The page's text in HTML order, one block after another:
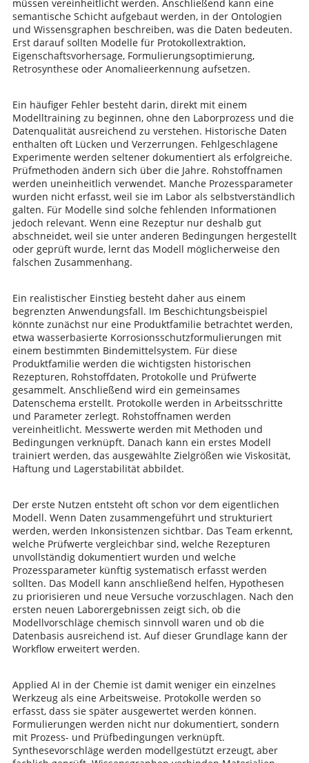
müssen vereinheitlicht werden. Anschließend kann eine
semantische Schicht aufgebaut werden, in der Ontologien
und Wissensgraphen beschreiben, was die Daten bedeuten.
Erst darauf sollten Modelle für Protokollextraktion,
Eigenschaftsvorhersage, Formulierungsoptimierung,
Retrosynthese oder Anomalieerkennung aufsetzen.
Ein häufiger Fehler besteht darin, direkt mit einem
Modelltraining zu beginnen, ohne den Laborprozess und die
Datenqualität ausreichend zu verstehen. Historische Daten
enthalten oft Lücken und Verzerrungen. Fehlgeschlagene
Experimente werden seltener dokumentiert als erfolgreiche.
Prüfmethoden ändern sich über die Jahre. Rohstoffnamen
werden uneinheitlich verwendet. Manche Prozessparameter
wurden nicht erfasst, weil sie im Labor als selbstverständlich
galten. Für Modelle sind solche fehlenden Informationen
jedoch relevant. Wenn eine Rezeptur nur deshalb gut
abschneidet, weil sie unter anderen Bedingungen hergestellt
oder geprüft wurde, lernt das Modell möglicherweise den
falschen Zusammenhang.
Ein realistischer Einstieg besteht daher aus einem
begrenzten Anwendungsfall. Im Beschichtungsbeispiel
könnte zunächst nur eine Produktfamilie betrachtet werden,
etwa wasserbasierte Korrosionsschutzformulierungen mit
einem bestimmten Bindemittelsystem. Für diese
Produktfamilie werden die wichtigsten historischen
Rezepturen, Rohstoffdaten, Protokolle und Prüfwerte
gesammelt. Anschließend wird ein gemeinsames
Datenschema erstellt. Protokolle werden in Arbeitsschritte
und Parameter zerlegt. Rohstoffnamen werden
vereinheitlicht. Messwerte werden mit Methoden und
Bedingungen verknüpft. Danach kann ein erstes Modell
trainiert werden, das ausgewählte Zielgrößen wie Viskosität,
Haftung und Lagerstabilität abbildet.
Der erste Nutzen entsteht oft schon vor dem eigentlichen
Modell. Wenn Daten zusammengeführt und strukturiert
werden, werden Inkonsistenzen sichtbar. Das Team erkennt,
welche Prüfwerte vergleichbar sind, welche Rezepturen
unvollständig dokumentiert wurden und welche
Prozessparameter künftig systematisch erfasst werden
sollten. Das Modell kann anschließend helfen, Hypothesen
zu priorisieren und neue Versuche vorzuschlagen. Nach den
ersten neuen Laborergebnissen zeigt sich, ob die
Modellvorschläge chemisch sinnvoll waren und ob die
Datenbasis ausreichend ist. Auf dieser Grundlage kann der
Workflow erweitert werden.
Applied AI in der Chemie ist damit weniger ein einzelnes
Werkzeug als eine Arbeitsweise. Protokolle werden so
erfasst, dass sie später ausgewertet werden können.
Formulierungen werden nicht nur dokumentiert, sondern
mit Prozess- und Prüfbedingungen verknüpft.
Synthesevorschläge werden modellgestützt erzeugt, aber